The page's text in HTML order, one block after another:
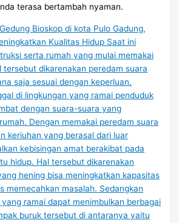
terasa bertambah nyaman.